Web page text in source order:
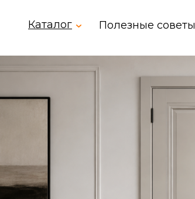
Каталог Полезные советы